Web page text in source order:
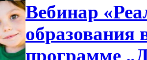
Вебинар
образования
программе